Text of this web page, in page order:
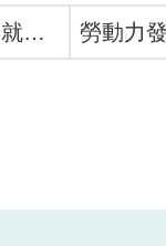
婦女再就業計畫